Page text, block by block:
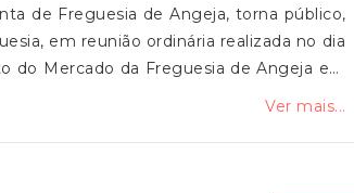
de Freguesia de Angeja, torna público,
em reunião ordinária realizada no dia
do Mercado da Freguesia de Angeja em
Hasta Pública, pelo Método de Carta
Ver mais...